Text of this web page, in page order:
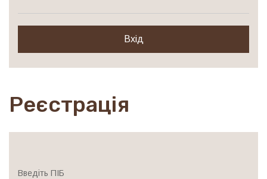
Реєстрація
Введіть ПІБ